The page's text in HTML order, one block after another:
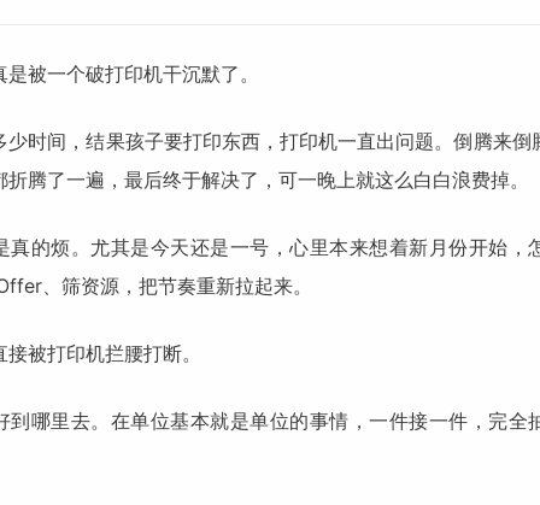
被一个破打印机干沉默了。
少时间，结果孩子要打印东西，打印机一直出问题。倒腾来倒
腾了一遍，最后终于解决了，可一晚上就这么白白浪费掉。
真的烦。尤其是今天还是一号，心里本来想着新月份开始，
、筛资源，把节奏重新拉起来。
被打印机拦腰打断。
到哪里去。在单位基本就是单位的事情，一件接一件，完全